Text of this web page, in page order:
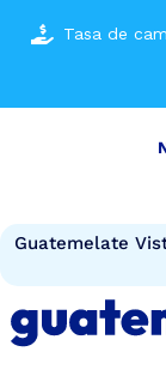
Tasa de
Guatemelate